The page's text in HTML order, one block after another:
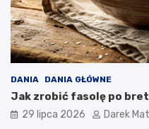
DANIA DANIA GŁÓWNE
Jak zrobić fasolę po
29 lipca 2026 Darek